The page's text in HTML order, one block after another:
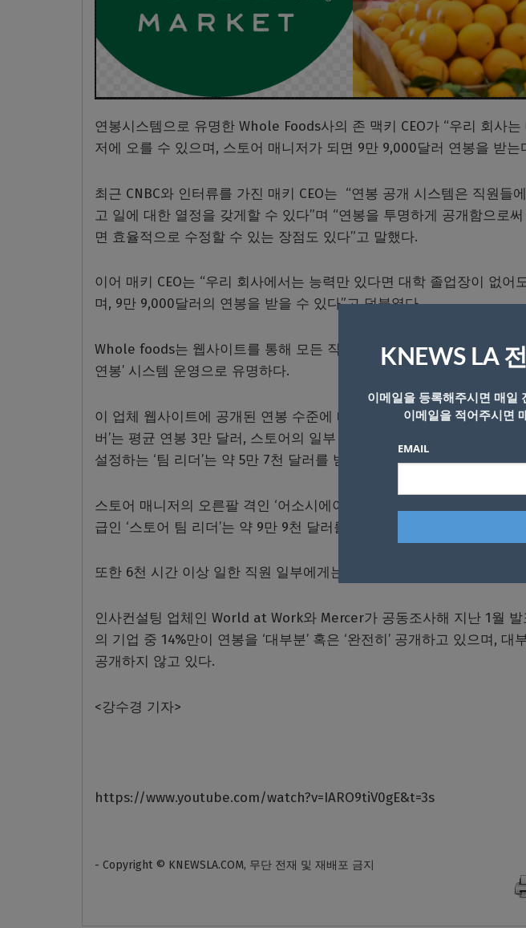
연봉시스템으로 유명한 Whole Foods사의 존 맥키 CEO가 “우리 회사
저에 오를 수 있으며, 스토어 매니저가 되면 9만 9,000달러 연봉을 받는
최근 CNBC와 인터류를 가진 매키 CEO는 “연봉 공개 시스템은 직원들
고 일에 대한 열정을 갖게할 수 있다”며 “연봉을 투명하게 공개함으로
면 효율적으로 수정할 수 있는 장점도 있다”고 말했다.
이어 매키 CEO는 “우리 회사에서는 능력만 있다면 대학 졸업장이 없
며, 9만 9,000달러의 연봉을 받을 수 있다”고 덧붙였다.
Whole foods는 웹사이트를 통해 모든 직원들이 서로의 연봉이나 시급
연봉’ 시스템 운영으로 유명하다.
이 업체 웹사이트에 공개된 연봉 수준에 따르면, 선반 정리나 음식 준비,
버’는 평균 연봉 3만 달러, 스토어의 일부 섹션을 책임지고 새 직원을 트
설정하는 ‘팀 리더’는 약 5만 7천 달러를 받는다.
스토어 매니저의 오른팔 격인 ‘어소시에이트 스토어 팀 리더’는 7만 3
급인 ‘스토어 팀 리더’는 약 9만 9천 달러를 번다.
또한 6천 시간 이상 일한 직원 일부에게는 규정에 따라 아마존 주식을
인사컨설팅 업체인 World at Work와 Mercer가 공동조사해 지난 1월
의 기업 중 14%만이 연봉을 ‘대부분’ 혹은 ‘완전히’ 공개하고 있으며,
공개하지 않고 있다.
<강수경 기자>
https://www.youtube.com/watch?v=IARO9tiV0gE&t=3s
- Copyright © KNEWSLA.COM, 무단 전재 및 재배포 금지
KNEWS LA
이메일을 등록해주시면 매일
이메일을 적어주시면
EMAIL